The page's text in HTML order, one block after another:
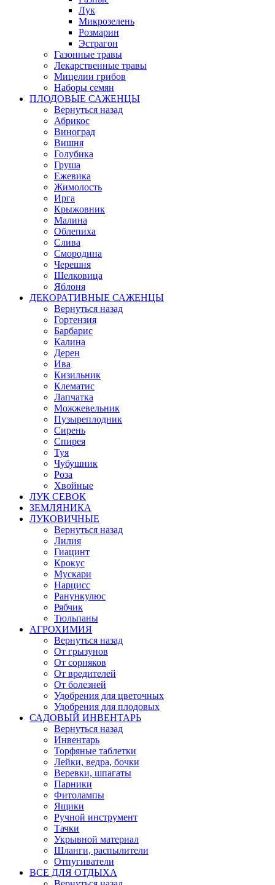
Лук
Микрозелень
Розмарин
Эстрагон
Газонные травы
Лекарственные травы
Мицелии грибов
Наборы семян
ПЛОДОВЫЕ САЖЕНЦЫ
Вернуться назад
Абрикос
Виноград
Вишня
Голубика
Груша
Ежевика
Жимолость
Ирга
Крыжовник
Малина
Облепиха
Слива
Смородина
Черешня
Шелковица
Яблоня
ДЕКОРАТИВНЫЕ САЖЕНЦЫ
Вернуться назад
Гортензия
Барбарис
Калина
Дерен
Ива
Кизильник
Клематис
Лапчатка
Можжевельник
Пузыреплодник
Сирень
Спирея
Туя
Чубушник
Роза
Хвойные
ЛУК СЕВОК
ЗЕМЛЯНИКА
ЛУКОВИЧНЫЕ
Вернуться назад
Лилия
Гиацинт
Крокус
Мускари
Нарцисс
Ранункулюс
Рябчик
Тюльпаны
АГРОХИМИЯ
Вернуться назад
От грызунов
От сорняков
От вредителей
От болезней
Удобрения для цветочных
Удобрения для плодовых
САДОВЫЙ ИНВЕНТАРЬ
Вернуться назад
Инвентарь
Торфяные таблетки
Лейки, ведра, бочки
Веревки, шпагаты
Парники
Фитолампы
Ящики
Ручной инструмент
Тачки
Укрывной материал
Шланги, распылители
Отпугиватели
ВСЕ ДЛЯ ОТДЫХА